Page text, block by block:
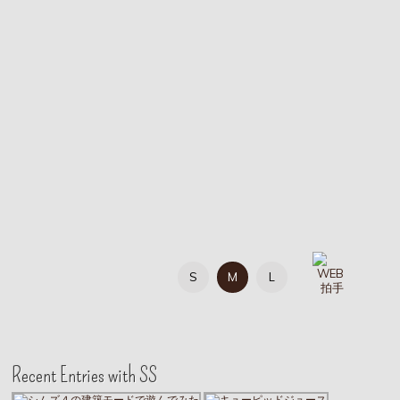
S M L
Recent Entries with SS